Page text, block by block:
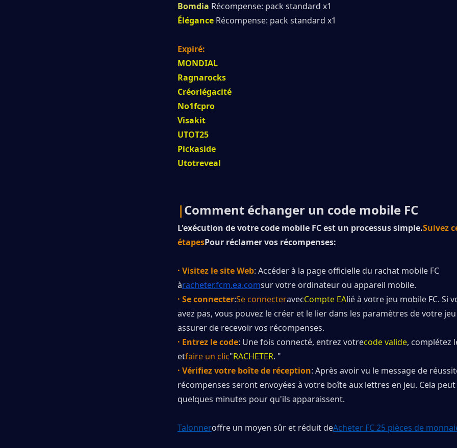
Bomdia Récompense: pack standard x1
Élégance Récompense: pack standard x1
Expiré:
MONDIAL
Ragnarocks
Créorlégacité
No1fcpro
Visakit
UTOT25
Pickaside
Utotreveal
|Comment échanger un code mobile FC
L'exécution de votre code mobile FC est un processus simple.Suivez
étapesPour réclamer vos récompenses:
· Visitez le site Web: Accéder à la page officielle du rachat mobile FC
àracheter.fcm.ea.comsur votre ordinateur ou appareil mobile.
· Se connecter:Se connecteravecCompte EAlié à votre jeu mobile FC. Si
avez pas, vous pouvez le créer et le lier dans les paramètres de votre
assurer de recevoir vos récompenses.
· Entrez le code: Une fois connecté, entrez votrecode valide, complétez
etfaire un clic"RACHETER. "
· Vérifiez votre boîte de réception: Après avoir vu le message de
récompenses seront envoyées à votre boîte aux lettres en jeu. Cela
quelques minutes pour qu'ils apparaissent.
Talonneroffre un moyen sûr et réduit deAcheter FC 25 pièces de